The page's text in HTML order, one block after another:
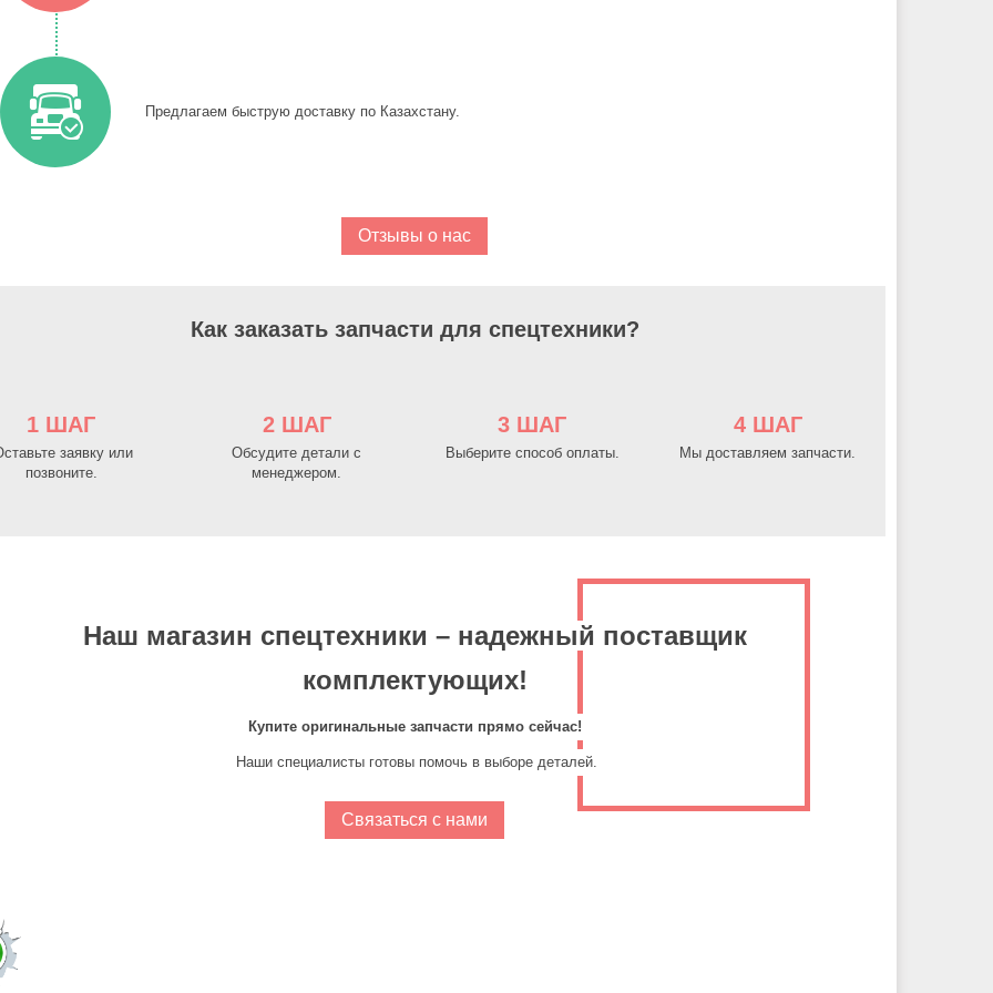
Предлагаем быструю доставку по Казахстану.
Отзывы о нас
Как заказать запчасти для спецтехники?
1 ШАГ
заявку или
позвоните.
2 ШАГ
Обсудите детали с
менеджером.
3 ШАГ
Выберите способ оплаты.
4 ШАГ
Мы доставляем запчасти.
Наш магазин спецтехники – надежный поставщик
комплектующих!
Купите оригинальные запчасти прямо сейчас!
Наши специалисты готовы помочь в выборе деталей.
Cвязаться с нами